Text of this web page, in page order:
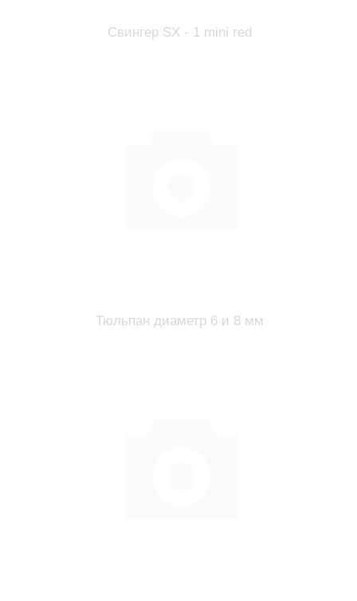
Свингер SX - 1 mini red
Тюльпан диаметр 6 и 8 мм